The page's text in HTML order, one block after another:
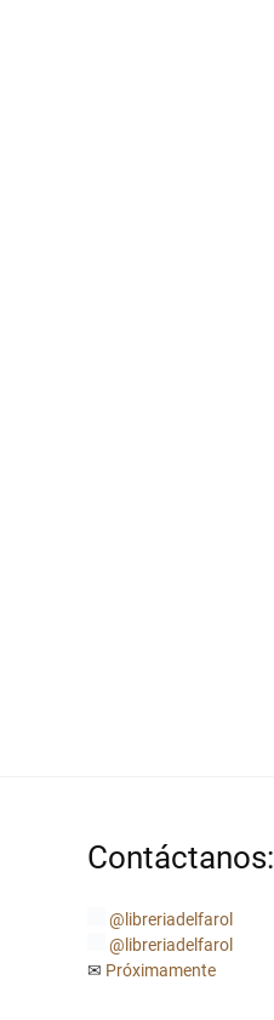
Contáctanos:
@libreriadelfarol
@libreriadelfarol
✉ Próximamente